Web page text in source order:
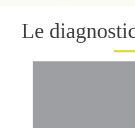
Le